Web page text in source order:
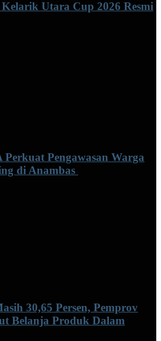
Utara Cup 2026 Resmi
Pengawasan Warga
di Anambas
30,65 Persen, Pemprov
Belanja Produk Dalam